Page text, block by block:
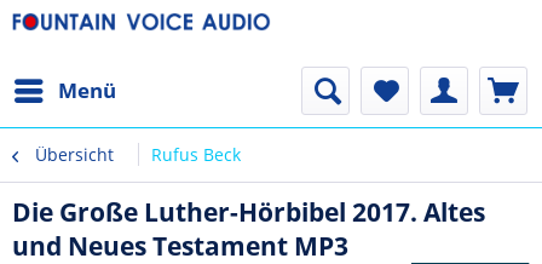
Menü
Übersicht Rufus Beck
Die Große Luther-Hörbibel 2017. Altes
und Neues Testament MP3